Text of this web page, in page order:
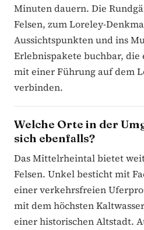
Minuten dauern. Die
Felsen, zum Loreley-
Aussichtspunkten und ins
Erlebnispakete buchbar,
mit einer Führung auf dem
verbinden.
Welche Orte in der
sich ebenfalls?
Das Mittelrheintal bietet
Felsen. Unkel besticht mit
einer verkehrsfreien
mit dem höchsten
einer historischen Altstadt.